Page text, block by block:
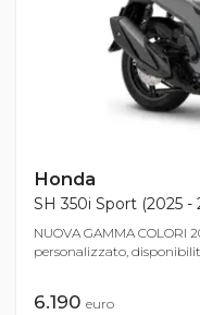
Honda
SH 350i Sport (2025 -
NUOVA GAMMA COLORI
personalizzato,
6.190 euro